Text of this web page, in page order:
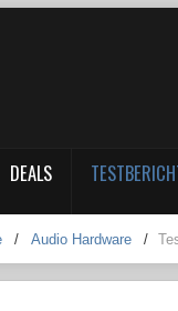
DEALS
/ Audio Hardware /